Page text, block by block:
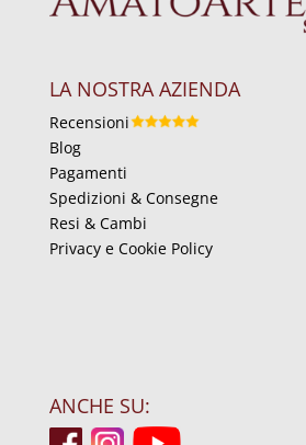
LA NOSTRA AZIENDA
Recensioni
Blog
Pagamenti
Spedizioni & Consegne
Resi & Cambi
Privacy e Cookie Policy
ANCHE SU: